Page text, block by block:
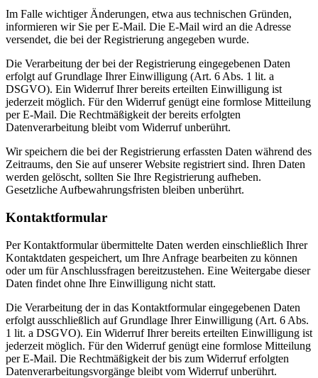
Im Falle wichtiger Änderungen, etwa aus technischen Gründen,
informieren wir Sie per E-Mail. Die E-Mail wird an die Adresse
versendet, die bei der Registrierung angegeben wurde.
Die Verarbeitung der bei der Registrierung eingegebenen Daten
erfolgt auf Grundlage Ihrer Einwilligung (Art. 6 Abs. 1 lit. a
DSGVO). Ein Widerruf Ihrer bereits erteilten Einwilligung ist
jederzeit möglich. Für den Widerruf genügt eine formlose Mitteilung
per E-Mail. Die Rechtmäßigkeit der bereits erfolgten
Datenverarbeitung bleibt vom Widerruf unberührt.
Wir speichern die bei der Registrierung erfassten Daten während des
Zeitraums, den Sie auf unserer Website registriert sind. Ihren Daten
werden gelöscht, sollten Sie Ihre Registrierung aufheben.
Gesetzliche Aufbewahrungsfristen bleiben unberührt.
Kontaktformular
Per Kontaktformular übermittelte Daten werden einschließlich Ihrer
Kontaktdaten gespeichert, um Ihre Anfrage bearbeiten zu können
oder um für Anschlussfragen bereitzustehen. Eine Weitergabe dieser
Daten findet ohne Ihre Einwilligung nicht statt.
Die Verarbeitung der in das Kontaktformular eingegebenen Daten
erfolgt ausschließlich auf Grundlage Ihrer Einwilligung (Art. 6 Abs.
1 lit. a DSGVO). Ein Widerruf Ihrer bereits erteilten Einwilligung ist
jederzeit möglich. Für den Widerruf genügt eine formlose Mitteilung
per E-Mail. Die Rechtmäßigkeit der bis zum Widerruf erfolgten
Datenverarbeitungsvorgänge bleibt vom Widerruf unberührt.